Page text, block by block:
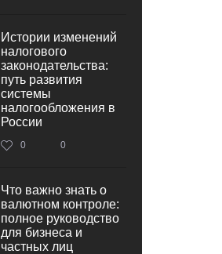
Истории изменений
налогового
законодательства:
путь развития
системы
налогообложения в
России
0 0
Что важно знать о
валютном контроле:
полное руководство
для бизнеса и
частных лиц